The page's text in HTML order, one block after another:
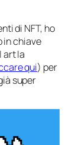
di NFT, ho
in chiave
art la
qui) per
super